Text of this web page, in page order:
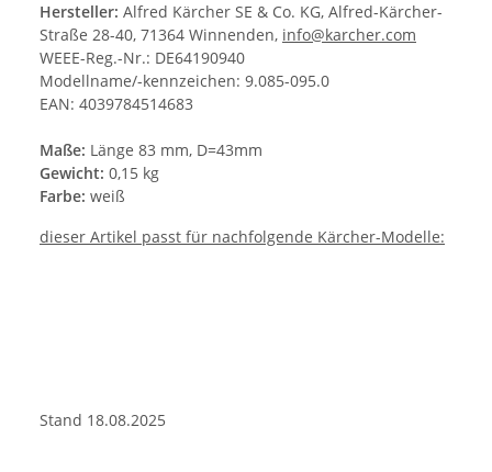
Hersteller: Alfred Kärcher SE & Co. KG, Alfred-Kärcher-
Straße 28-40, 71364 Winnenden, info@karcher.com
WEEE-Reg.-Nr.: DE64190940
Modellname/-kennzeichen: 9.085-095.0
EAN: 4039784514683
Maße: Länge 83 mm, D=43mm
Gewicht: 0,15 kg
Farbe: weiß
dieser Artikel passt für nachfolgende Kärcher-Modelle:
Stand 18.08.2025